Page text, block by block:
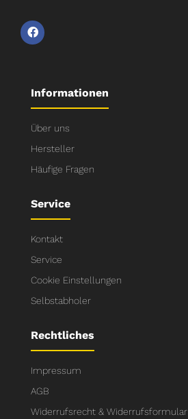
Informationen
Über uns
Hersteller
Häufige Fragen
Service
Kontakt
Service
Cookie Einstellungen
Selbstabholer
Rechtliches
Impressum
AGB
Widerrufsrecht & Widerrufsformular